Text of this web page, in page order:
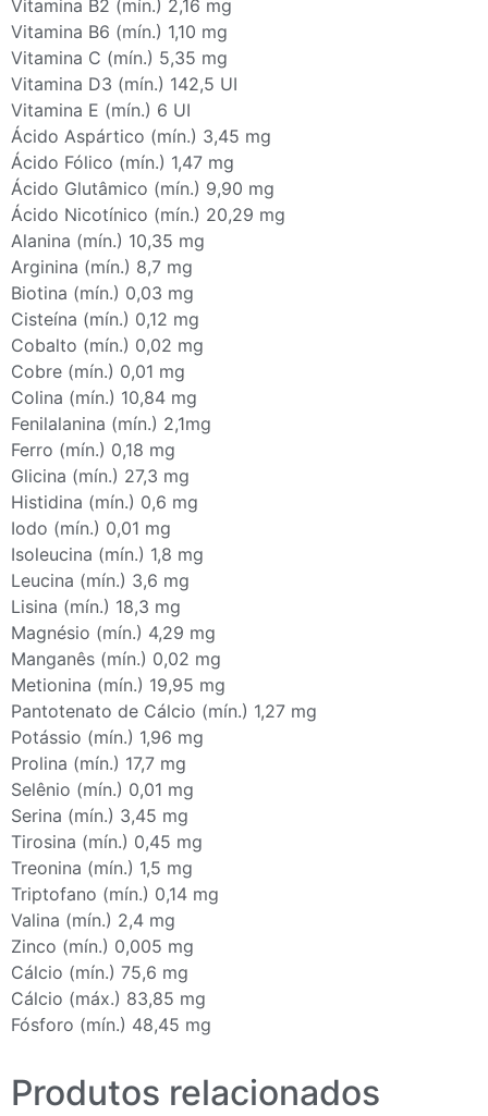
Vitamina B2 (mín.) 2,16 mg
Vitamina B6 (mín.) 1,10 mg
Vitamina C (mín.) 5,35 mg
Vitamina D3 (mín.) 142,5 UI
Vitamina E (mín.) 6 UI
Ácido Aspártico (mín.) 3,45 mg
Ácido Fólico (mín.) 1,47 mg
Ácido Glutâmico (mín.) 9,90 mg
Ácido Nicotínico (mín.) 20,29 mg
Alanina (mín.) 10,35 mg
Arginina (mín.) 8,7 mg
Biotina (mín.) 0,03 mg
Cisteína (mín.) 0,12 mg
Cobalto (mín.) 0,02 mg
Cobre (mín.) 0,01 mg
Colina (mín.) 10,84 mg
Fenilalanina (mín.) 2,1mg
Ferro (mín.) 0,18 mg
Glicina (mín.) 27,3 mg
Histidina (mín.) 0,6 mg
Iodo (mín.) 0,01 mg
Isoleucina (mín.) 1,8 mg
Leucina (mín.) 3,6 mg
Lisina (mín.) 18,3 mg
Magnésio (mín.) 4,29 mg
Manganês (mín.) 0,02 mg
Metionina (mín.) 19,95 mg
Pantotenato de Cálcio (mín.) 1,27 mg
Potássio (mín.) 1,96 mg
Prolina (mín.) 17,7 mg
Selênio (mín.) 0,01 mg
Serina (mín.) 3,45 mg
Tirosina (mín.) 0,45 mg
Treonina (mín.) 1,5 mg
Triptofano (mín.) 0,14 mg
Valina (mín.) 2,4 mg
Zinco (mín.) 0,005 mg
Cálcio (mín.) 75,6 mg
Cálcio (máx.) 83,85 mg
Fósforo (mín.) 48,45 mg
Produtos relacionados